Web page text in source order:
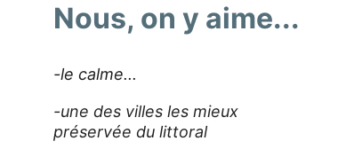
Nous, on y aime...
-le calme...
-une des villes les mieux
préservée du littoral